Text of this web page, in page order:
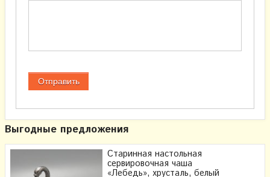
Выгодные предложения
Старинная настольная
сервировочная чаша
«Лебедь», хрусталь, белый